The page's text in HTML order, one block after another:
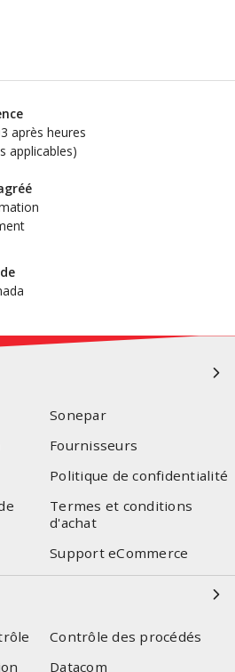
après heures
applicables)
Sonepar
Fournisseurs
Politique de confidentialité
Termes et conditions
d'achat
Support eCommerce
Contrôle des procédés
Datacom